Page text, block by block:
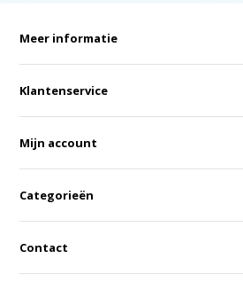
Meer informatie
Klantenservice
Mijn account
Categorieën
Contact